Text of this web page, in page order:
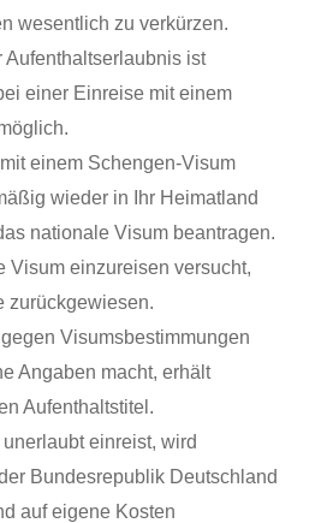
wesentlich zu verkürzen.
Aufenthaltserlaubnis ist
einer Einreise mit einem
einem Schengen-Visum
wieder in Ihr Heimatland
nationale Visum beantragen.
Visum einzureisen versucht,
zurückgewiesen.
Visumsbestimmungen
Angaben macht, erhält
Aufenthaltstitel.
einreist, wird
Bundesrepublik Deutschland
auf eigene Kosten